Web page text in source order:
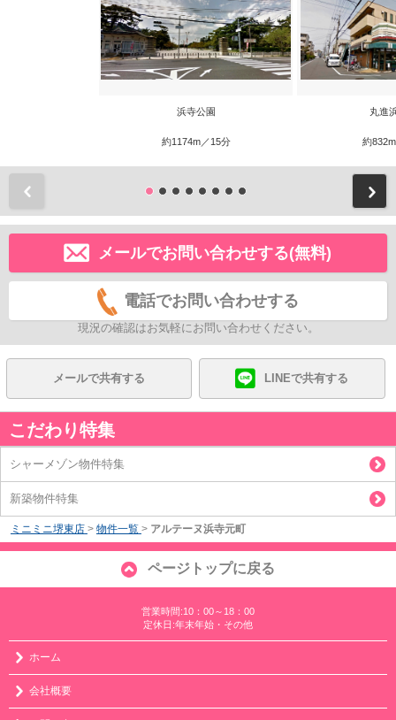
浜寺公園
約1174m／15分
丸進
約
メールでお問い合わせする(無料)
電話でお問い合わせする
現況の確認はお気軽にお問い合わせください。
メールで共有する LINEで共有する
こだわり特集
シャーメゾン物件特集
新築物件特集
ミニミニ堺東店 > 物件一覧 > アルテーヌ浜寺元町
ページトップに戻る
営業時間:10：00～18：00
定休日:年末年始・その他
ホーム
会社概要